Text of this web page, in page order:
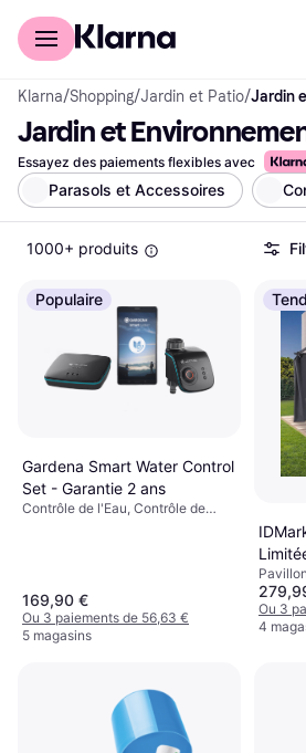
Acheter avec Klarna
Klarna/Shopping/Jardin et Patio/
Jardin et
Essayez des paiements flexibles avec
Parasols et Accessoires
1000+ produits
Populaire
Gardena Smart Water Control
Set - Garantie 2 ans
Contrôle de l'Eau, Contrôle de
169,90 €
Ou 3 paiements de 56,63 €
5 magasins
M et 4
Pavillon
Ou 3
4